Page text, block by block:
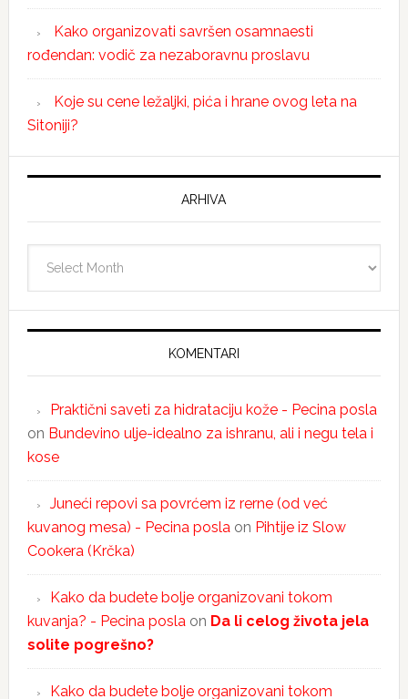
Kako organizovati savršen osamnaesti
rođendan: vodič za nezaboravnu proslavu
Koje su cene ležaljki, pića i hrane ovog leta na
Sitoniji?
ARHIVA
KOMENTARI
Praktični saveti za hidrataciju kože - Pecina posla
on Bundevino ulje-idealno za ishranu, ali i negu tela i
kose
Juneći repovi sa povrćem iz rerne (od već
kuvanog mesa) - Pecina poslaon Pihtije iz Slow
Cookera (Krčka)
Kako da budete bolje organizovani tokom
kuvanja? - Pecina poslaon Da li celog života jela
solite pogrešno?
Kako da budete bolje organizovani tokom